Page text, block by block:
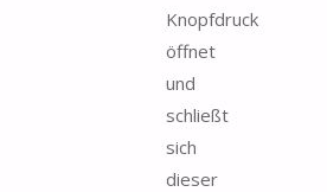
Knopfdruck
öffnet
und
schließt
sich
dieser